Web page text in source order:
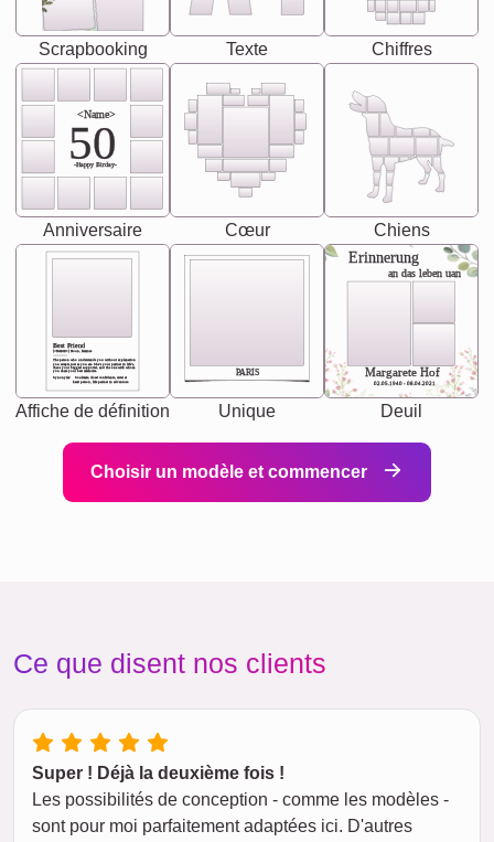
Scrapbooking Texte Chiffres
<Name>
50
-Happy Birday-
Anniversaire Cœur Chiens
Best Friend
[<NAME>] Noun, feminie
Synonyms: Soulmate, closet confidante, sister at
heart person, life partner in adventure.
The person who understands you without explanation
you accepts just as you are. She's your partner in life's,
chaos your biggest supporter, and the one with whom
you share your best memories.
Affiche de définition
PARIS
Unique
Erinnerung
an das leben uan
Margarete Hof
02.05.1940 - 08.04.2021
Deuil
Choisir un modèle et commencer
Ce que disent nos clients
Super ! Déjà la deuxième fois !
Les possibilités de conception - comme les modèles -
sont pour moi parfaitement adaptées ici. D'autres